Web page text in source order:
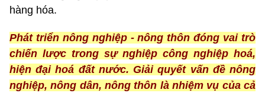
hàng hóa.
Phát triển nông nghiệp - nông thôn đóng vai trò
chiến lược trong sự nghiệp công nghiệp hoá,
hiện đại hoá đất nước. Giải quyết vấn đề nông
nghiệp, nông dân, nông thôn là nhiệm vụ của cả